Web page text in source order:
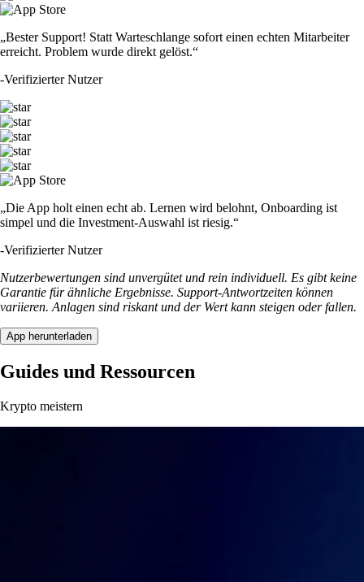
„Bester Support! Statt Warteschlange sofort einen echten Mitarbeiter
erreicht. Problem wurde direkt gelöst.“
-Verifizierter Nutzer
„Die App holt einen echt ab. Lernen wird belohnt, Onboarding ist
simpel und die Investment-Auswahl ist riesig.“
-Verifizierter Nutzer
Nutzerbewertungen sind unvergütet und rein individuell. Es gibt keine
Garantie für ähnliche Ergebnisse. Support-Antwortzeiten können
variieren. Anlagen sind riskant und der Wert kann steigen oder fallen.
App herunterladen
Guides und Ressourcen
Krypto meistern